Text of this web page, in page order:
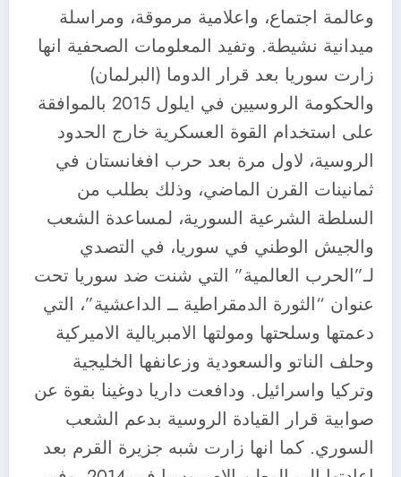
وعالمة اجتماع، واعلامية مرموقة، ومراسلة
ميدانية نشيطة. وتفيد المعلومات الصحفية انها
زارت سوريا بعد قرار الدوما (البرلمان)
والحكومة الروسيين في ايلول 2015 بالموافقة
على استخدام القوة العسكرية خارج الحدود
الروسية، لاول مرة بعد حرب افغانستان في
ثمانينات القرن الماضي، وذلك بطلب من
السلطة الشرعية السورية، لمساعدة الشعب
والجيش الوطني في سوريا، في التصدي
لـ”الحرب العالمية” التي شنت ضد سوريا تحت
عنوان “الثورة الدمقراطية ــ الداعشية”، التي
دعمتها وسلحتها ومولتها الامبريالية الاميركية
وحلف الناتو والسعودية وزعانفها الخليجية
وتركيا واسرائيل. ودافعت داريا دوغينا بقوة عن
صوابية قرار القيادة الروسية بدعم الشعب
السوري. كما انها زارت شبه جزيرة القرم بعد